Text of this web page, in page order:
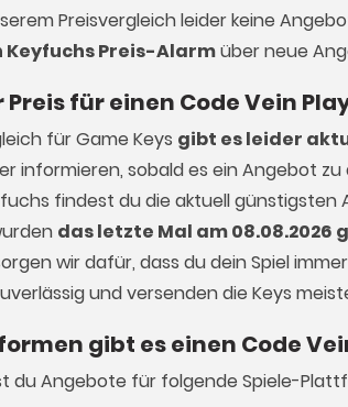
Preisvergleich leider keine
Keyfuchs Preis-Alarmüber neue
für einen Code Vein
fürGame Keys gibt es leider
informieren, sobald es ein Angebot
findest du die aktuell günstigsten
das letzte Mal am 08.08.2026
wir dafür, dass du dein Spiel
und versenden die Keys
gibt es einen Code
du Angebote für folgende Spiele-